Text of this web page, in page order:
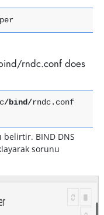
rndc.conf does
/bind/rndc.conf
belirtir. BIND DNS
sorunu